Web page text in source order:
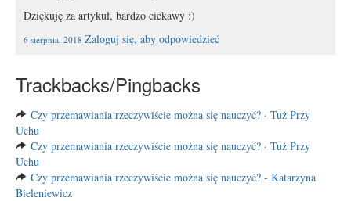
Dziękuję za artykuł, bardzo ciekawy :)
6 sierpnia, 2018 Zaloguj się, aby odpowiedzieć
Trackbacks/Pingbacks
Czy przemawiania rzeczywiście można się nauczyć? · Tuż Przy
Uchu
Czy przemawiania rzeczywiście można się nauczyć? · Tuż Przy
Uchu
Czy przemawiania rzeczywiście można się nauczyć? - Katarzyna
Bieleniewicz